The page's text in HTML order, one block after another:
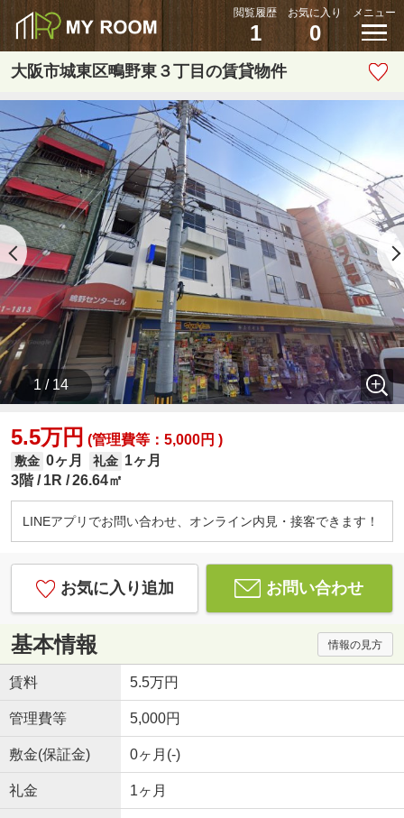
閲覧履歴
1
お気に入り
0
メニュー
大阪市城東区鴫野東３丁目の賃貸物件
1 / 14
5.5万円 (管理費等：5,000円 )
敷金 0ヶ月 礼金 1ヶ月
3階
1R 26.64㎡
LINEアプリでお問い合わせ、オンライン内見・接客できます！
お気に入り追加 お問い合わせ
基本情報 情報の見方
賃料 5.5万円
管理費等 5,000円
敷金(保証金) 0ヶ月(-)
礼金 1ヶ月